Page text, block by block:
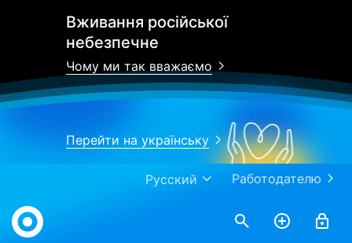
Вживання російської
небезпечне
Чому ми так вважаємо
Перейти на українську
Работодателю
Русский
Work.ua